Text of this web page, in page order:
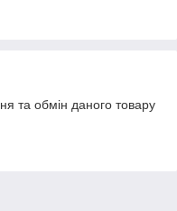
та обмін даного товару